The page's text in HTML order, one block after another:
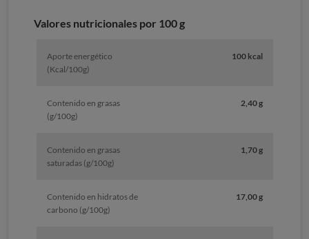
Valores nutricionales por 100 g
Aporte energético
(Kcal/100g)
100 kcal
Contenido en grasas
(g/100g)
2,40 g
Contenido en grasas
saturadas (g/100g)
1,70 g
Contenido en hidratos de
carbono (g/100g)
17,00 g